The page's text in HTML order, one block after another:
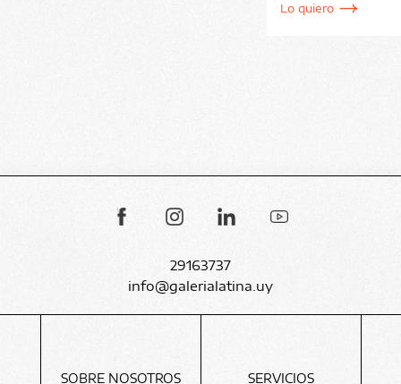
Lo quiero
29163737
info@galerialatina.uy
SOBRE NOSOTROS SERVICIOS